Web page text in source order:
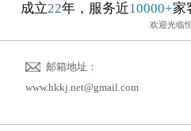
成立22年，服务近10000+家
欢迎光临
邮箱地址：
www.hkkj.net@gmail.com